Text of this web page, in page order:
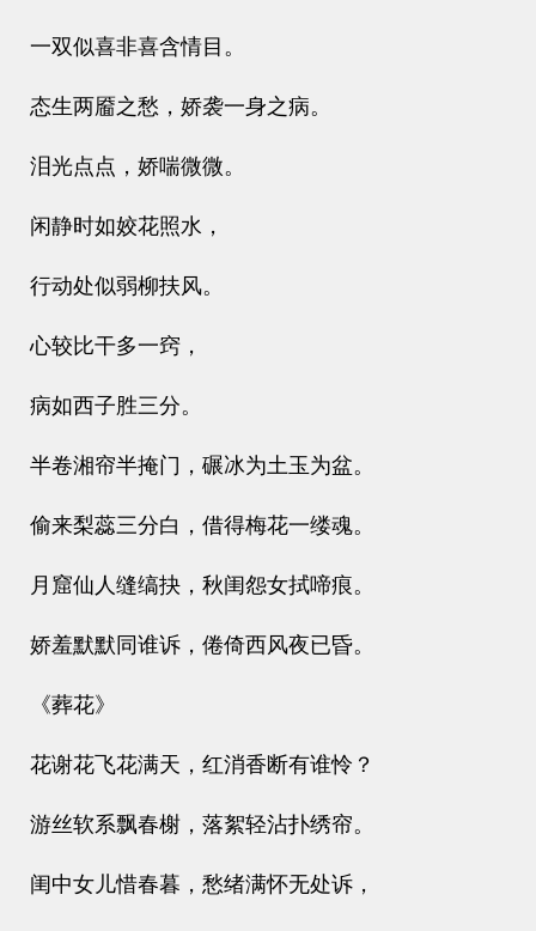
一双似喜非喜含情目。
态生两靥之愁，娇袭一身之病。
泪光点点，娇喘微微。
闲静时如姣花照水，
行动处似弱柳扶风。
心较比干多一窍，
病如西子胜三分。
半卷湘帘半掩门，碾冰为土玉为盆。
偷来梨蕊三分白，借得梅花一缕魂。
月窟仙人缝缟抉，秋闺怨女拭啼痕。
娇羞默默同谁诉，倦倚西风夜已昏。
《葬花》
花谢花飞花满天，红消香断有谁怜？
游丝软系飘春榭，落絮轻沾扑绣帘。
闺中女儿惜春暮，愁绪满怀无处诉，